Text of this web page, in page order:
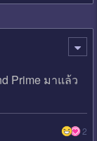
Prime มาแล้ว
2